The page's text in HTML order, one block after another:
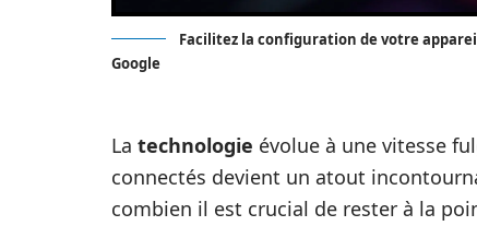
Facilitez la configuration de votre
Google
La technologie évolue à une vitesse
connectés devient un atout
combien il est crucial de rester à la